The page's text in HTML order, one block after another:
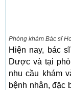
Phòng khám Bác sĩ
Hiện nay, bác
Dược và tại
nhu cầu khám
bệnh nhân, đặc